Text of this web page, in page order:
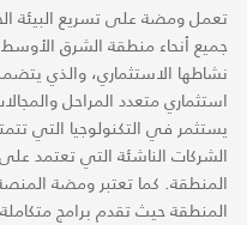
تعمل ومضة على تسريع البيئة
جميع أنحاء منطقة الشرق
نشاطها الاستثماري، والذي
استثماري متعدد المراحل
يستثمر في التكنولوجيا التي
الشركات الناشئة التي تعتمد
المنطقة. كما تعتبر ومضة
المنطقة حيث تقدم برامج